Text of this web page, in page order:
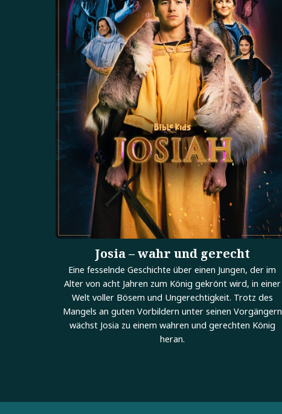
Josia – wahr und gerecht
Eine fesselnde Geschichte über einen Jungen, der im
Alter von acht Jahren zum König gekrönt wird, in einer
Welt voller Bösem und Ungerechtigkeit. Trotz des
Mangels an guten Vorbildern unter seinen Vorgängern
wächst Josia zu einem wahren und gerechten König
heran.